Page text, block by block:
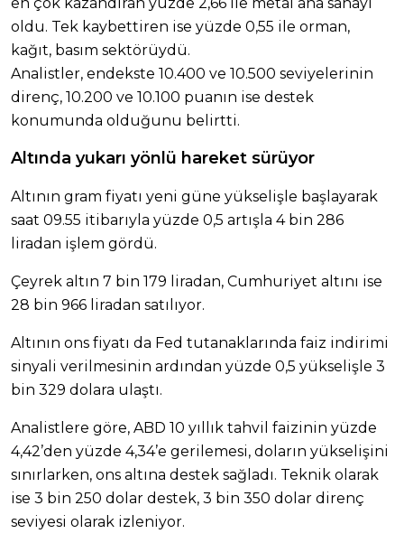
oldu. Tek kaybettiren ise yüzde 0,55 ile orman,
kağıt, basım sektörüydü.
Analistler, endekste 10.400 ve 10.500 seviyelerinin
direnç, 10.200 ve 10.100 puanın ise destek
konumunda olduğunu belirtti.
Altında yukarı yönlü hareket sürüyor
Altının gram fiyatı yeni güne yükselişle başlayarak
saat 09.55 itibarıyla yüzde 0,5 artışla 4 bin 286
liradan işlem gördü.
Çeyrek altın 7 bin 179 liradan, Cumhuriyet altını ise
28 bin 966 liradan satılıyor.
Altının ons fiyatı da Fed tutanaklarında faiz indirimi
sinyali verilmesinin ardından yüzde 0,5 yükselişle 3
bin 329 dolara ulaştı.
Analistlere göre, ABD 10 yıllık tahvil faizinin yüzde
4,42’den yüzde 4,34’e gerilemesi, doların yükselişini
sınırlarken, ons altına destek sağladı. Teknik olarak
ise 3 bin 250 dolar destek, 3 bin 350 dolar direnç
seviyesi olarak izleniyor.